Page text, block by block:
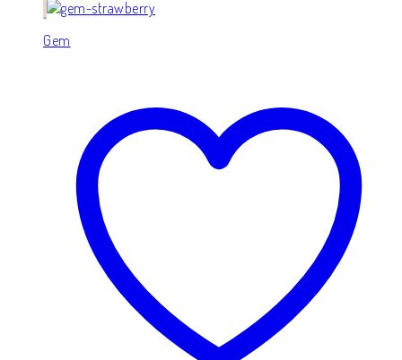
Gem